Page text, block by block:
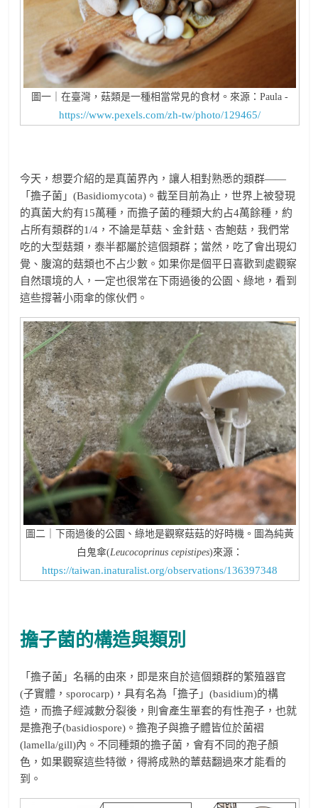
圖一｜在臺灣，菇類是一種相當常見的食材。來源：Paula -
https://www.pexels.com/zh-tw/photo/129465/
今天，想要介紹的是真菌界內，讓人相對熟悉的類群——
「擔子菌」(Basidiomycota)。截至目前為止，世界上被發現
的真菌大約有15萬種，而擔子菌的種類大約占4萬餘種，約
占所有類群的1/4，不論是草菇、金針菇、杏鮑菇，我們常
吃的大型菇類，泰半都屬於這個類群；當然，吃了會出現幻
覺、腹瀉的菇類也不占少數。如果你是個平日喜歡到處觀察
自然環境的人，一定也很常在下雨過後的公園、綠地，看到
這些撐著小雨傘的傢伙們。
圖二｜下雨過後的公園、綠地是觀察菇菇的好時機。圖為純黃
白鬼傘(Leucocoprinus cepistipes)來源：
https://taiwan.inaturalist.org/observations/136397348
擔子菌的構造與類別
「擔子菌」名稱的由來，即是來自於這個類群的繁殖器官
(子實體，sporocarp)，具有名為「擔子」(basidium)的構
造，而擔子經減數分裂後，則會產生單套的有性孢子，也就
是擔孢子(basidiospore)。擔孢子與擔子體皆位於菌褶
(lamella/gill)內。不同種類的擔子菌，會有不同的孢子顏
色，如果觀察這些特徵，得將成熟的蕈菇翻過來才能看的
到。